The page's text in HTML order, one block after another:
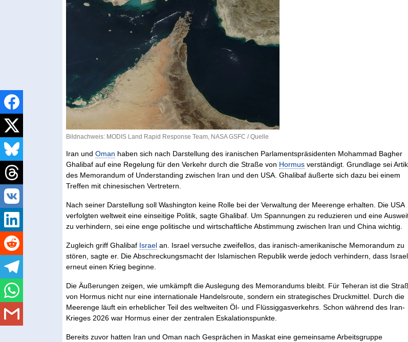
Bildnachweis: MODIS Land Rapid Response Team, NASA GSFC /Quelle
Iran undOman haben sich nach Darstellung des iranischen Parlamentspräsidenten Mohammad Bagher
Ghalibaf auf eine Regelung für den Verkehr durch die Straße von Hormus verständigt. Grundlage sei
des Memorandum of Understanding zwischen Iran und den USA. Ghalibaf äußerte sich dazu bei einem
Treffen mit chinesischen Vertretern.
Nach seiner Darstellung soll Washington keine Rolle bei der Verwaltung der Meerenge erhalten. Die USA
verfolgten weltweit eine einseitige Politik, sagte Ghalibaf. Um Spannungen zu reduzieren und eine
zu verhindern, sei eine enge politische und wirtschaftliche Abstimmung zwischen Iran und China wichtig.
Zugleich griff Ghalibaf Israel an. Israel versuche zweifellos, das iranisch-amerikanische Memorandum zu
stören, sagte er. Die Abschreckungsmacht der Islamischen Republik werde jedoch verhindern, dass Israel
erneut einen Krieg beginne.
Die Äußerungen zeigen, wie umkämpft die Auslegung des Memorandums bleibt. Für Teheran ist die
von Hormus nicht nur eine internationale Handelsroute, sondern ein strategisches Druckmittel. Durch die
Meerenge läuft ein erheblicher Teil des weltweiten Öl- und Flüssiggasverkehrs. Schon während des Iran-
Krieges 2026 war Hormus einer der zentralen Eskalationspunkte.
Bereits zuvor hatten Iran und Oman nach Gesprächen in Maskat eine gemeinsame Arbeitsgruppe